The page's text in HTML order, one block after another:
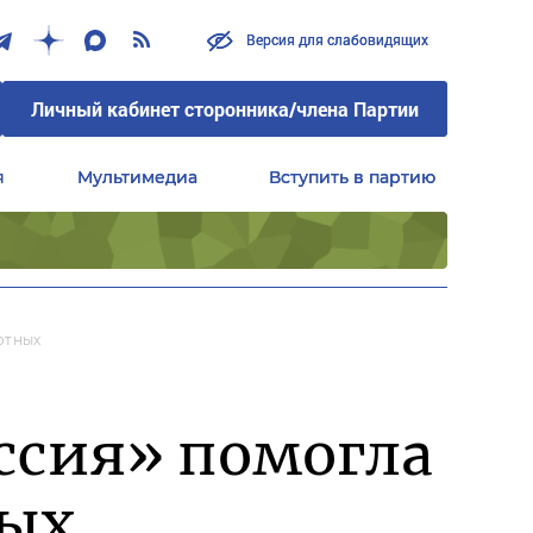
Версия для слабовидящих
Личный кабинет сторонника/члена Партии
Мультимедиа Вступить в партию
помогла
Версия для слабовидящих
Личный кабинет сторонника/члена Партии
Мультимедиа Вступить в партию